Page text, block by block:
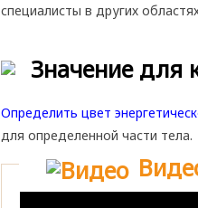
специалисты в других
Значение для
Определить цвет
для определенной части тела.